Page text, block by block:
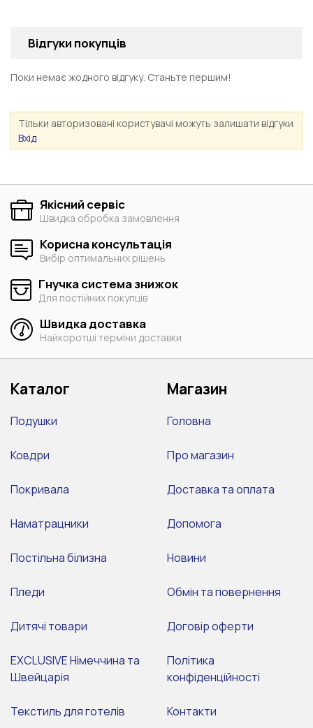
Відгуки покупців
Поки немає жодного відгуку. Станьте першим!
Тільки авторизовані користувачі можуть залишати відгуки
Вхід
Якісний сервіс
Швидка обробка замовлення
Корисна консультація
Вибір оптимальних рішень
Гнучка система знижок
Для постійних покупців
Швидка доставка
Найкоротші терміни доставки
Каталог
Подушки
Ковдри
Покривала
Наматрацники
Постільна білизна
Пледи
Дитячі товари
EXCLUSIVE Німеччина та
Швейцарія
Текстиль для готелів
Магазин
Головна
Про магазин
Доставка та оплата
Допомога
Новини
Обмін та повернення
Договір оферти
Політика
конфіденційності
Контакти